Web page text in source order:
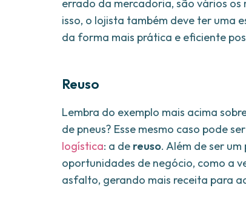
errado da mercadoria, são vários
isso, o lojista também deve ter uma
da forma mais prática e eficiente
Reuso
Lembra do exemplo mais acima
de pneus? Esse mesmo caso pode
logística: a de reuso. Além de ser
oportunidades de negócio, como a
asfalto, gerando mais receita para